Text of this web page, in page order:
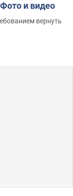
и видео
вернуть